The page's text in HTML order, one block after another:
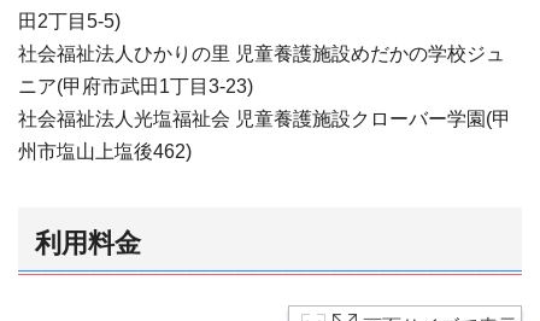
田2丁目5-5)
社会福祉法人ひかりの里 児童養護施設めだかの学校ジュ
ニア(甲府市武田1丁目3-23)
社会福祉法人光塩福祉会 児童養護施設クローバー学園(甲
州市塩山上塩後462)
利用料金